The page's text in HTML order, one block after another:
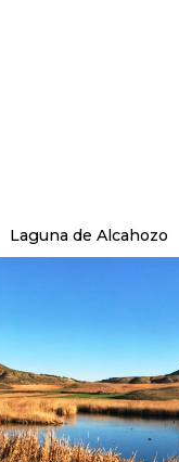
Laguna de Alcahozo